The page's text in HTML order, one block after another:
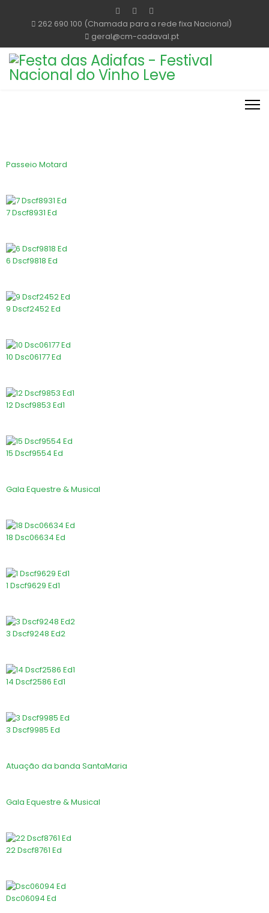
262 690 100 (Chamada para a rede fixa Nacional)
geral@cm-cadaval.pt
Passeio Motard
7 Dscf8931 Ed
6 Dscf9818 Ed
9 Dscf2452 Ed
10 Dsc06177 Ed
12 Dscf9853 Ed1
15 Dscf9554 Ed
Gala Equestre & Musical
18 Dsc06634 Ed
1 Dscf9629 Ed1
3 Dscf9248 Ed2
14 Dscf2586 Ed1
3 Dscf9985 Ed
Atuação da banda SantaMaria
Gala Equestre & Musical
22 Dscf8761 Ed
Dsc06094 Ed